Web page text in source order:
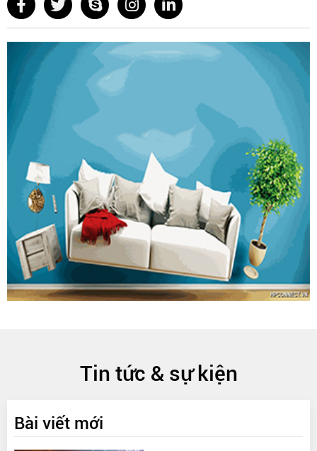
Tin tức & sự kiện
Bài viết mới